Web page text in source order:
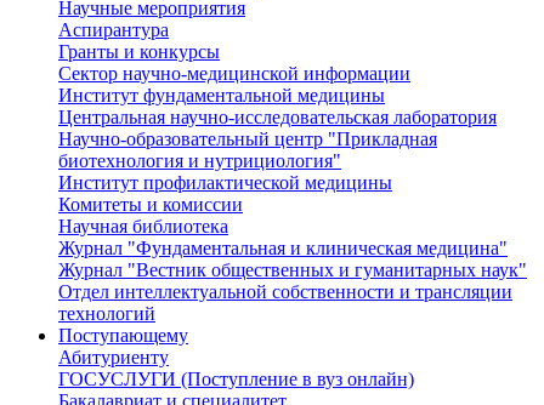
Научные мероприятия
Аспирантура
Гранты и конкурсы
Сектор научно-медицинской информации
Институт фундаментальной медицины
Центральная научно-исследовательская лаборатория
Научно-образовательный центр "Прикладная
биотехнология и нутрициология"
Институт профилактической медицины
Комитеты и комиссии
Научная библиотека
Журнал "Фундаментальная и клиническая медицина"
Журнал "Вестник общественных и гуманитарных наук"
Отдел интеллектуальной собственности и трансляции
технологий
Поступающему
Абитуриенту
ГОСУСЛУГИ (Поступление в вуз онлайн)
Бакалавриат и специалитет